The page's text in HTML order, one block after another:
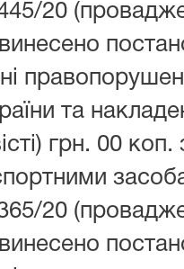
20
та
грн. 00
20